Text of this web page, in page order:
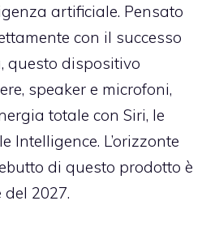
artificiale. Pensato
con il successo
questo dispositivo
speaker e microfoni,
totale con Siri, le
Intelligence. L’orizzonte
di questo prodotto è
2027.